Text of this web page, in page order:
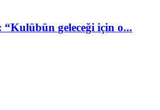
“Kulübün geleceği için o...